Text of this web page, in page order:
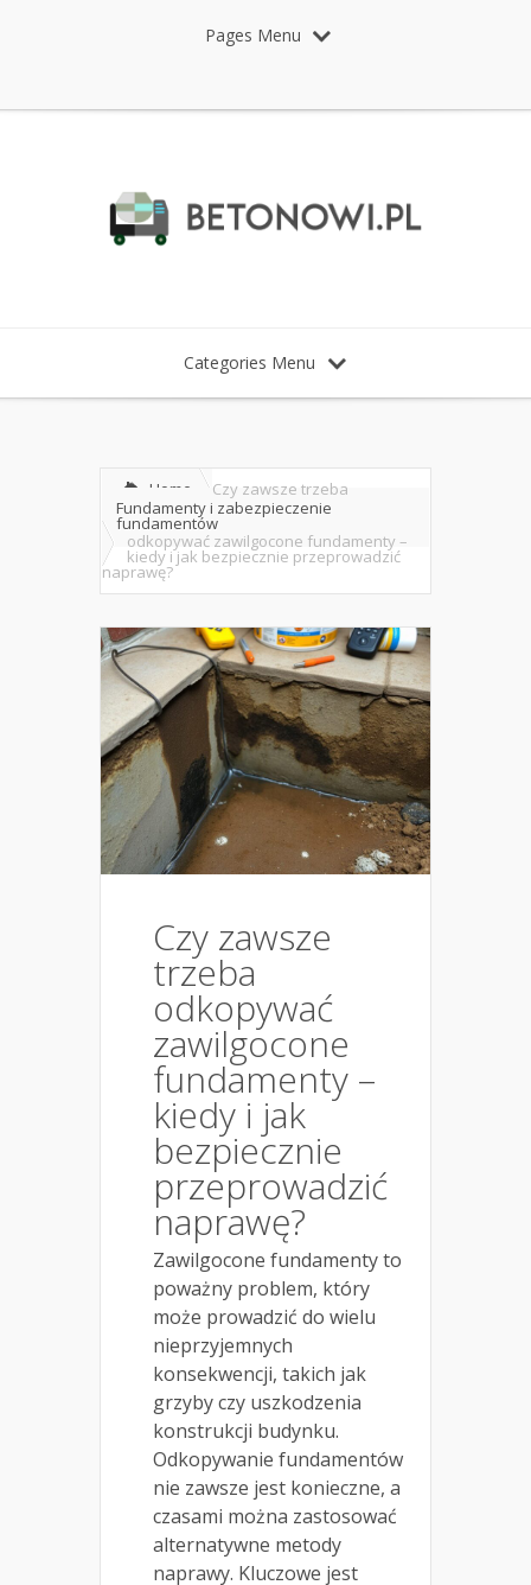
Pages Menu
Categories Menu
Home
Fundamenty i zabezpieczenie
fundamentów
Czy zawsze trzeba
odkopywać zawilgocone fundamenty –
kiedy i jak bezpiecznie przeprowadzić
naprawę?
Czy zawsze
trzeba
odkopywać
zawilgocone
fundamenty –
kiedy i jak
bezpiecznie
przeprowadzić
naprawę?
Zawilgocone fundamenty to
poważny problem, który
może prowadzić do wielu
nieprzyjemnych
konsekwencji, takich jak
grzyby czy uszkodzenia
konstrukcji budynku.
Odkopywanie fundamentów
nie zawsze jest konieczne, a
czasami można zastosować
alternatywne metody
naprawy. Kluczowe jest